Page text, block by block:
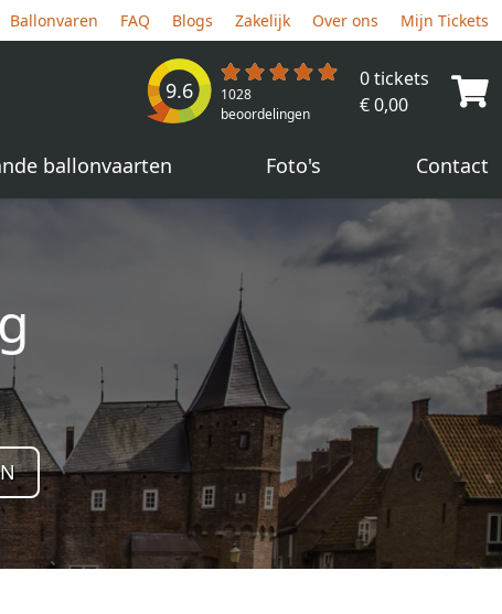
Ballonvaren FAQ Blogs Zakelijk Over ons Mijn Tickets
9.6
1028
beoordelingen
0 tickets
€ 0,00
ballonvaarten Foto's Contact